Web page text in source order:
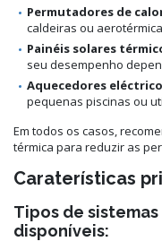
Permutadores de
caldeiras ou
Painéis solares
seu desempenho
Aquecedores
pequenas piscinas ou
Em todos os casos,
térmica para reduzir as
Caraterísticas
Tipos de
disponíveis: